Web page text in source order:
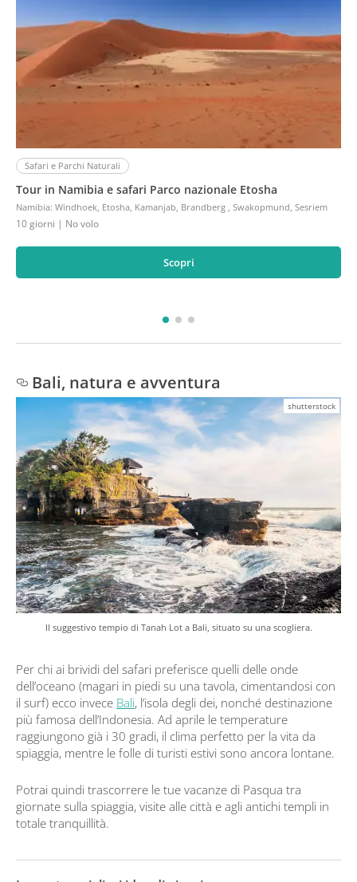
Safari e Parchi Naturali
Tour in Namibia e safari Parco nazionale Etosha
Namibia: Windhoek, Etosha, Kamanjab, Brandberg , Swakopmund, Sesriem
10 giorni | No volo
Scopri
Bali, natura e avventura
shutterstock
Il suggestivo tempio di Tanah Lot a Bali, situato su una scogliera.
Per chi ai brividi del safari preferisce quelli delle onde
dell’oceano (magari in piedi su una tavola, cimentandosi con
il surf) ecco invece Bali, l’isola degli dei, nonché destinazione
più famosa dell’Indonesia. Ad aprile le temperature
raggiungono già i 30 gradi, il clima perfetto per la vita da
spiaggia, mentre le folle di turisti estivi sono ancora lontane.
Potrai quindi trascorrere le tue vacanze di Pasqua tra
giornate sulla spiaggia, visite alle città e agli antichi templi in
totale tranquillità.